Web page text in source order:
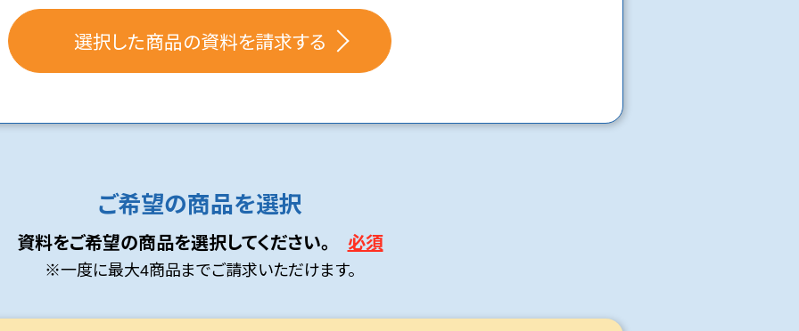
選択した商品の資料を請求する
ご希望の商品を選択
資料をご希望の商品を選択してください。 必須
※一度に最大4商品までご請求いただけます。